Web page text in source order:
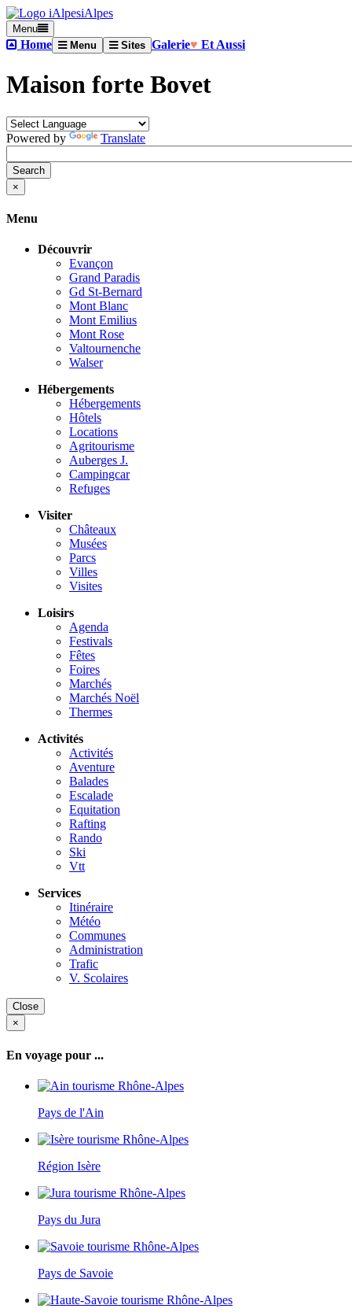
iAlpes
Menu
Home Menu Sites Galerie♥ Et Aussi
Maison forte Bovet
Powered by Translate
×
Menu
Découvrir
Evançon
Grand Paradis
Gd St-Bernard
Mont Blanc
Mont Emilius
Mont Rose
Valtournenche
Walser
Hébergements
Hébergements
Hôtels
Locations
Agritourisme
Auberges J.
Campingcar
Refuges
Visiter
Châteaux
Musées
Parcs
Villes
Visites
Loisirs
Agenda
Festivals
Fêtes
Foires
Marchés
Marchés Noël
Thermes
Activités
Activités
Aventure
Balades
Escalade
Equitation
Rafting
Rando
Ski
Vtt
Services
Itinéraire
Météo
Communes
Administration
Trafic
V. Scolaires
Close
×
En voyage pour ...
Pays de l'Ain
Région Isère
Pays du Jura
Pays de Savoie